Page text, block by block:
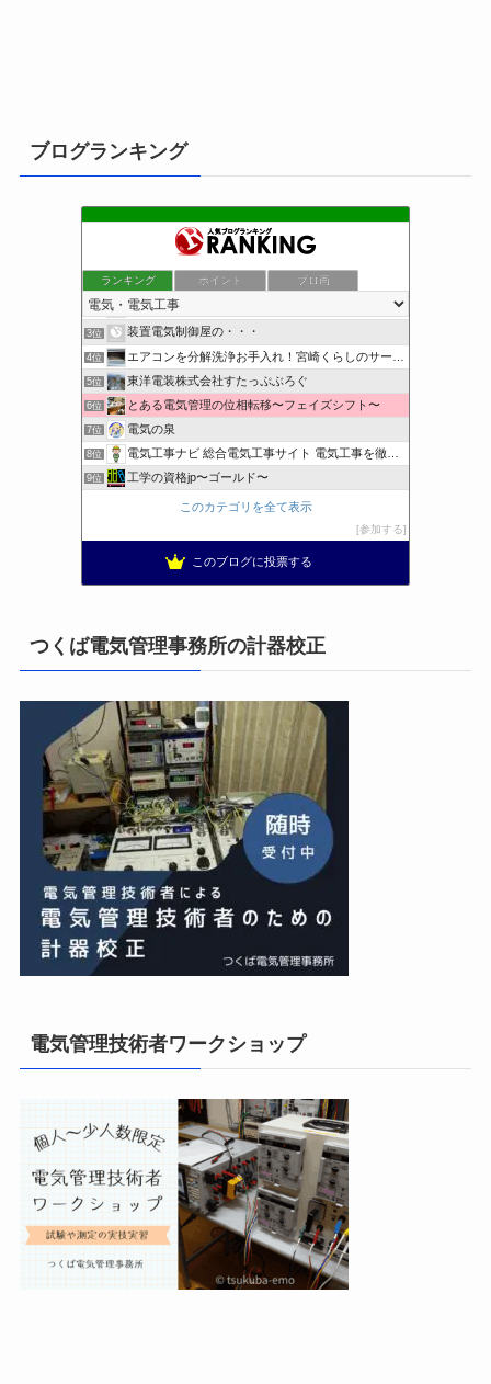
ブログランキング
ランキング ポイント ブロ画
小さな引越し屋と電気工事屋の奮闘記
2位 クリーンライフ始めまして
3位 装置電気制御屋の・・・
4位 エアコンを分解洗浄お手入れ！宮崎くらしのサービス
5位 東洋電装株式会社すたっぷぶろぐ
6位 とある電気管理の位相転移〜フェイズシフト〜
7位 電気の泉
8位 電気工事ナビ 総合電気工事サイト 電気工事を徹底解説
9位 工学の資格jp〜ゴールド〜
日置空調 | エアコン取付 鹿児島 | 鹿児島のエアコン工事
このカテゴリを全て表示
参加する
このブログに投票する
つくば電気管理事務所の計器校正
電気管理技術者ワークショップ